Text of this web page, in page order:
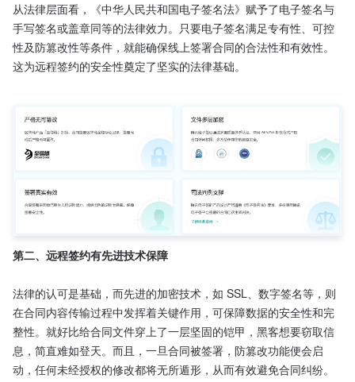
从法律层面看，《中华人民共和国电子签名法》赋予了电子签名与
手写签名或盖章同等的法律效力。只要电子签名满足专有性、可控
性及防篡改性等条件，就能确保线上签署合同的合法性和有效性。
这为远程签约的安全性奠定了坚实的法律基础。
第二、远程签约有先进技术保障
法律的认可是基础，而先进的加密技术，如 SSL、数字签名等，则
在合同内容传输过程中发挥着关键作用，可保障数据的安全性和完
整性。就好比给合同文件穿上了一层坚固的铠甲，黑客想要窃取信
息，简直难如登天。而且，一旦合同被签署，防篡改功能便会启
动，任何未经授权的修改都将无所遁形，从而有效避免合同纠纷。​